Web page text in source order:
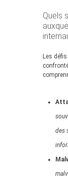
Quels
Les
des